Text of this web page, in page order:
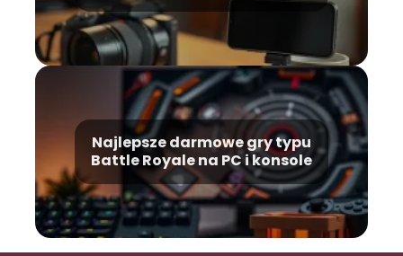
Najlepsze darmowe gry typu
Battle Royale na PC i konsole